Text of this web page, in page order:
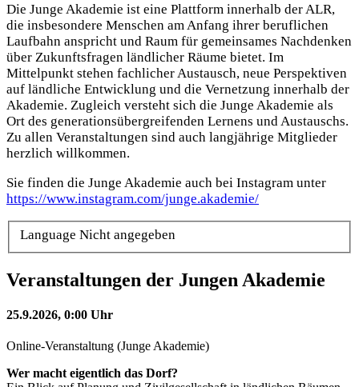
Die Junge Akademie ist eine Plattform innerhalb der ALR,
die insbesondere Menschen am Anfang ihrer beruflichen
Laufbahn anspricht und Raum für gemeinsames Nachdenken
über Zukunftsfragen ländlicher Räume bietet. Im
Mittelpunkt stehen fachlicher Austausch, neue Perspektiven
auf ländliche Entwicklung und die Vernetzung innerhalb der
Akademie. Zugleich versteht sich die Junge Akademie als
Ort des generationsübergreifenden Lernens und Austauschs.
Zu allen Veranstaltungen sind auch langjährige Mitglieder
herzlich willkommen.
Sie finden die Junge Akademie auch bei Instagram unter
https://www.instagram.com/junge.akademie/
Language Nicht angegeben
Veranstaltungen der Jungen Akademie
25.9.2026, 0:00 Uhr
Online-Veranstaltung (Junge Akademie)
Wer macht eigentlich das Dorf?